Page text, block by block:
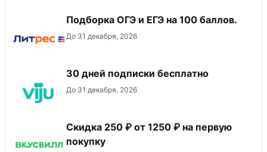
Подборка ОГЭ и ЕГЭ на 100 баллов.
До 31 декабря, 2026
30 дней подписки бесплатно
До 31 декабря, 2026
Скидка 250 ₽ от 1250 ₽ на первую
покупку